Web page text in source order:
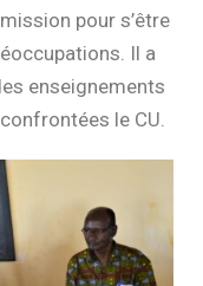
pour s’être
Il a
enseignements
le CU.